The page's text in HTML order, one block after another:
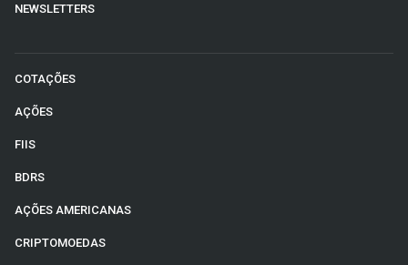
NEWSLETTERS
COTAÇÕES
AÇÕES
FIIS
BDRS
AÇÕES AMERICANAS
CRIPTOMOEDAS